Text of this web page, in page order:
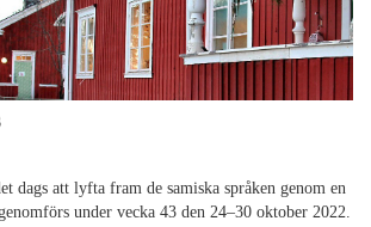
dags att lyfta fram de samiska språken genom en
under vecka 43 den 24–30 oktober 2022.